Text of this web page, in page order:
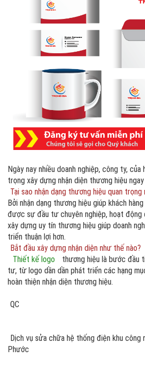
Ngày nay nhiều doanh nghiệp, công ty, của
trọng xây dựng nhận diện thương hiệu
Tại sao nhận dạng thương hiệu quan trọng
Bởi nhận dạng thương hiệu giúp khách
được sự đầu tư chuyên nghiệp, hoạt động
xây dựng uy tín thương hiệu giúp doanh
triển thuận lợi hơn.
Bắt đầu xây dựng nhận diện như thế nào?
Thiết kế logo
thương hiệu là bước đầu
tư, từ logo dần dần phát triển các hạng
hoàn thiện nhận diện thương hiệu.
QC
Dịch vụ sửa chữa hệ thống điện khu công
Phước